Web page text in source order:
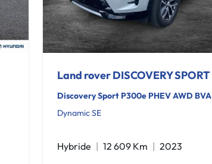
Land rover DISCOVERY SPORT
Discovery Sport P300e PHEV AWD BVA
Dynamic SE
Hybride 12 609 Km 2023